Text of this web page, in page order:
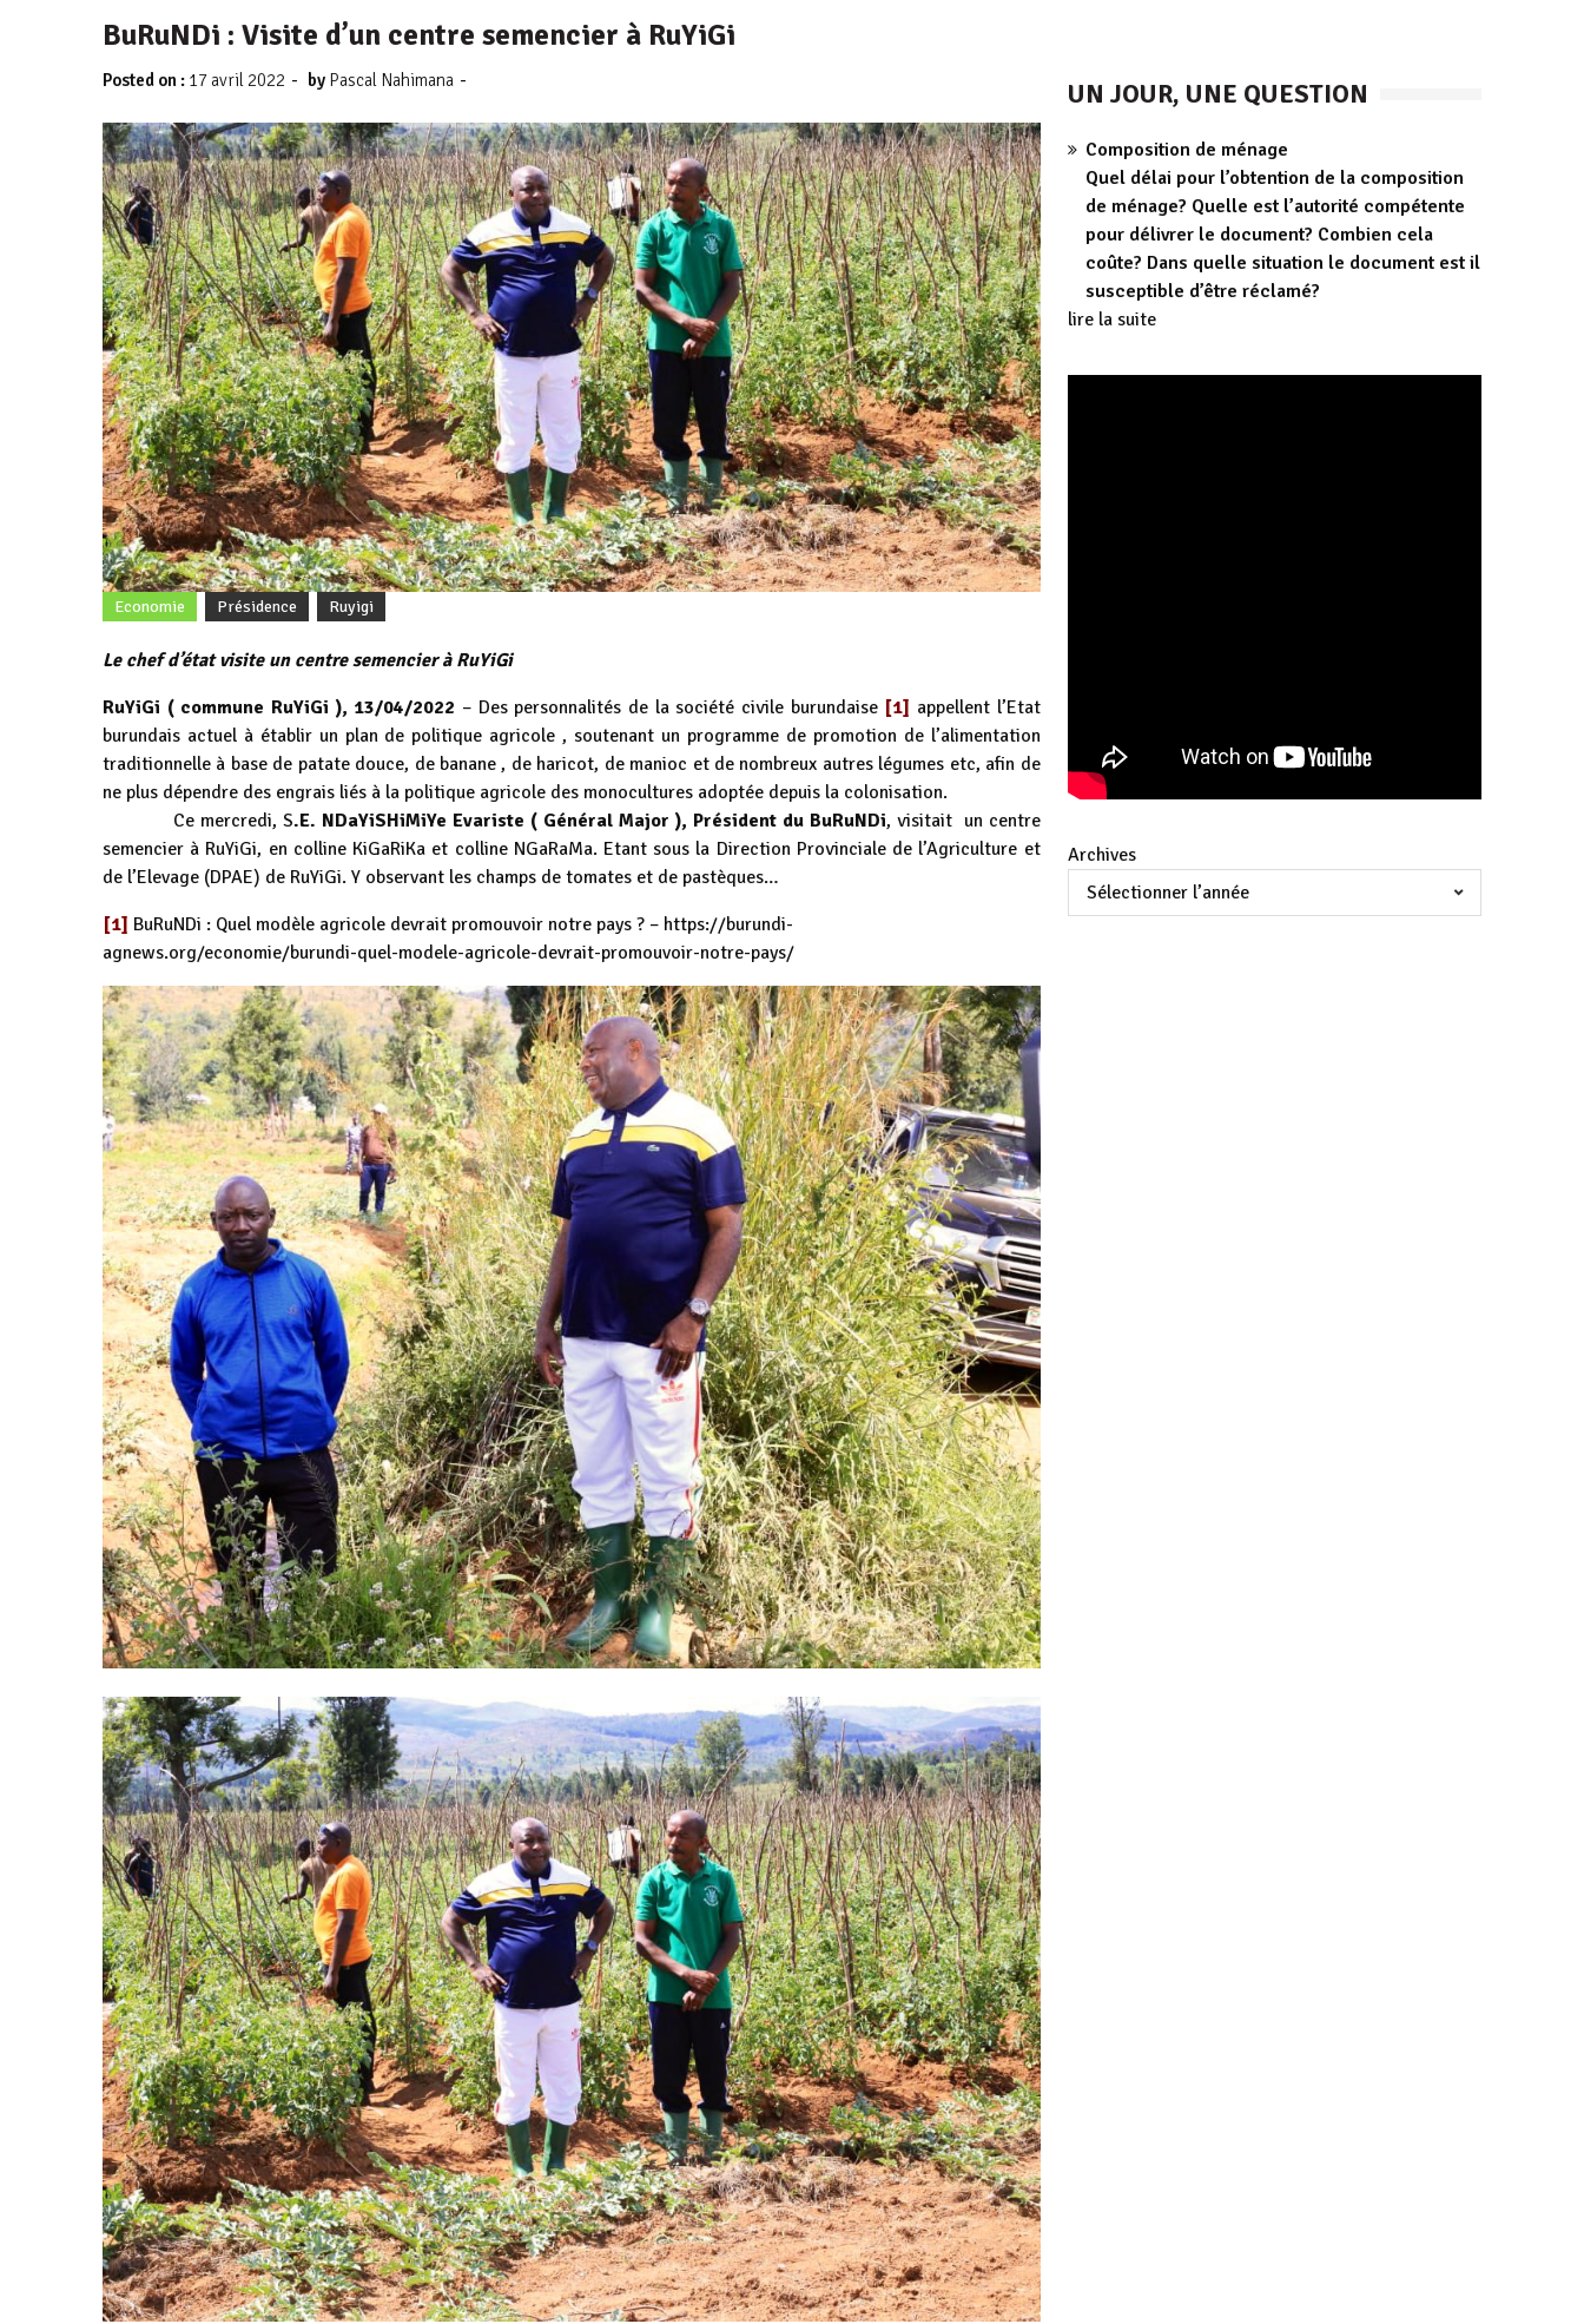
BuRuNDi : Visite d’un centre semencier à RuYiGi
Posted on : 17 avril 2022 - by Pascal Nahimana -
Economie Présidence Ruyigi
Le chef d’état visite un centre semencier à RuYiGi
RuYiGi ( commune RuYiGi ), 13/04/2022 – Des personnalités de la société civile burundaise [1] appellent l’Etat
burundais actuel à établir un plan de politique agricole , soutenant un programme de promotion de l’alimentation
traditionnelle à base de patate douce, de banane , de haricot, de manioc et de nombreux autres légumes etc, afin de
ne plus dépendre des engrais liés à la politique agricole des monocultures adoptée depuis la colonisation.
Ce mercredi, S.E. NDaYiSHiMiYe Evariste ( Général Major ), Président du BuRuNDi, visitait un centre
semencier à RuYiGi, en colline KiGaRiKa et colline NGaRaMa. Etant sous la Direction Provinciale de l’Agriculture et
de l’Elevage (DPAE) de RuYiGi. Y observant les champs de tomates et de pastèques…
[1] BuRuNDi : Quel modèle agricole devrait promouvoir notre pays ? – https://burundi-
agnews.org/economie/burundi-quel-modele-agricole-devrait-promouvoir-notre-pays/
UN JOUR, UNE QUESTION
Composition de ménage
Quel délai pour l’obtention de la composition
de ménage? Quelle est l’autorité compétente
pour délivrer le document? Combien cela
coûte? Dans quelle situation le document est il
susceptible d’être réclamé?
lire la suite
Archives